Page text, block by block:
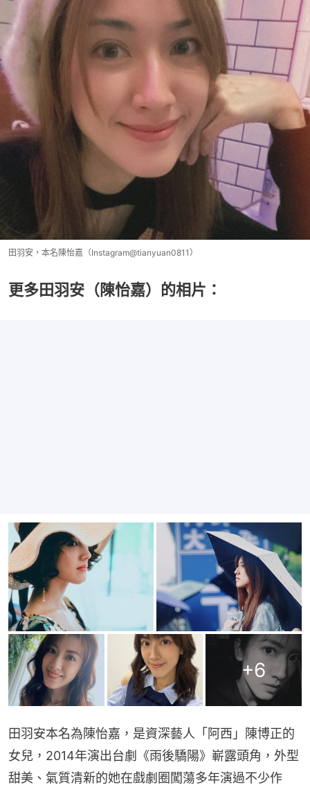
田羽安，本名陳怡嘉（Instagram@tianyuan0811）
更多田羽安（陳怡嘉）的相片：
+6
田羽安本名為陳怡嘉，是資深藝人「阿西」陳博正的
女兒，2014年演出台劇《雨後驕陽》嶄露頭角，外型
甜美、氣質清新的她在戲劇圈闖蕩多年演過不少作